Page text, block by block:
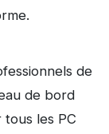
de
de bord
les PC